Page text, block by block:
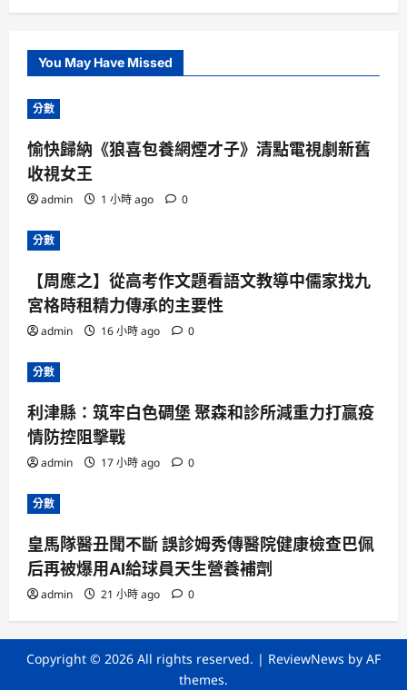
You May Have Missed
分數
愉快歸納《狼喜包養網煙才子》清點電視劇新舊
收視女王
admin 1 小時 ago 0
分數
【周應之】從高考作文題看語文教導中儒家找九
宮格時租精力傳承的主要性
admin 16 小時 ago 0
分數
利津縣：筑牢白色碉堡 聚森和診所減重力打贏疫
情防控阻擊戰
admin 17 小時 ago 0
分數
皇馬隊醫丑聞不斷 誤診姆秀傳醫院健康檢查巴佩
后再被爆用AI給球員天生營養補劑
admin 21 小時 ago 0
Copyright © 2026 All rights reserved. | ReviewNews by AF
themes.